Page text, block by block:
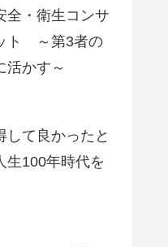
全・衛生コンサ
ト ～第3者の
活かす～
して良かったと
100年時代を